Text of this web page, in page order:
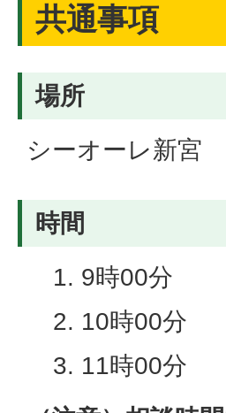
共通事項
場所
シーオーレ新宮
時間
9時00分
10時00分
11時00分